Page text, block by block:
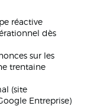
réactive
dès
sur les
trentaine
(site
Entreprise)